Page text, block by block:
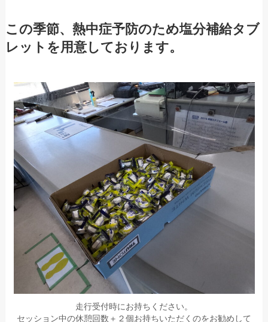
この季節、熱中症予防のため塩分補給タブ
レットを用意しております。
走行受付時にお持ちください。
セッション中の休憩回数＋２個お持ちいただくのをお勧めして